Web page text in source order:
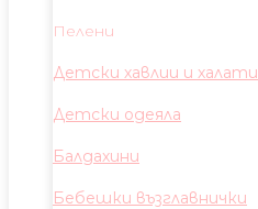
Пелени
Детски хавлии и халати
Детски одеяла
Балдахини
Бебешки възглавнички